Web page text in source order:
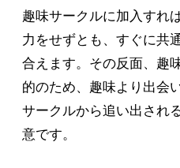
趣味サークルに加入すれ
力をせずとも、すぐに共
合えます。その反面、趣
的のため、趣味より出会
サークルから追い出され
意です。